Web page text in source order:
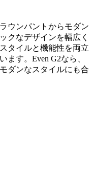
ウンパントからモダン
クなデザインを幅広く
タイルと機能性を両立
ます。Even G2なら、
ダンなスタイルにも合